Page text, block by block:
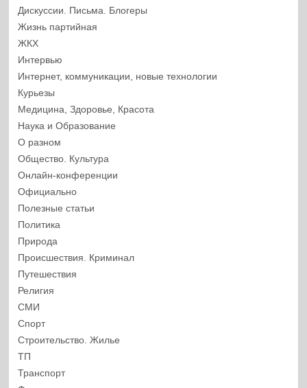
Дискуссии. Письма. Блогеры
Жизнь партийная
ЖКХ
Интервью
Интернет, коммуникации, новые технологии
Курьезы
Медицина, Здоровье, Красота
Наука и Образование
О разном
Общество. Культура
Онлайн-конференции
Официально
Полезные статьи
Политика
Природа
Происшествия. Криминал
Путешествия
Религия
СМИ
Спорт
Строительство. Жилье
ТП
Транспорт